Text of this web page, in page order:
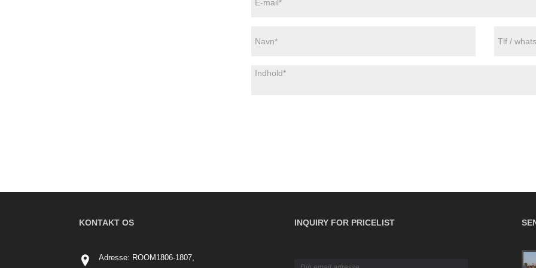
KONTAKT OS
Adresse: ROOM1806-1807,
INQUIRY FOR PRICELIST